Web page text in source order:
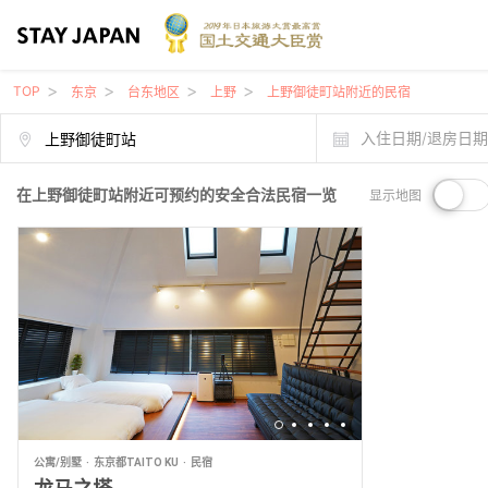
TOP 东京 台东地区 上野 上野御徒町站附近的民宿
入住日期/退房日期
在上野御徒町站附近可预约的安全合法民宿一览 显示地图
公寓/别墅 东京都TAITO KU 民宿